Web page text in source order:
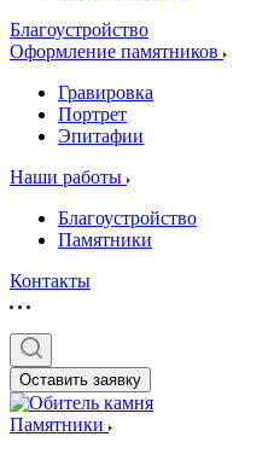
Благоустройство
Оформление памятников
Гравировка
Портрет
Эпитафии
Наши работы
Благоустройство
Памятники
Контакты
Оставить заявку
Памятники